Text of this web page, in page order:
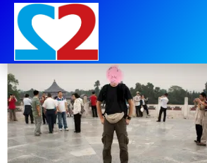
világ közepe 1